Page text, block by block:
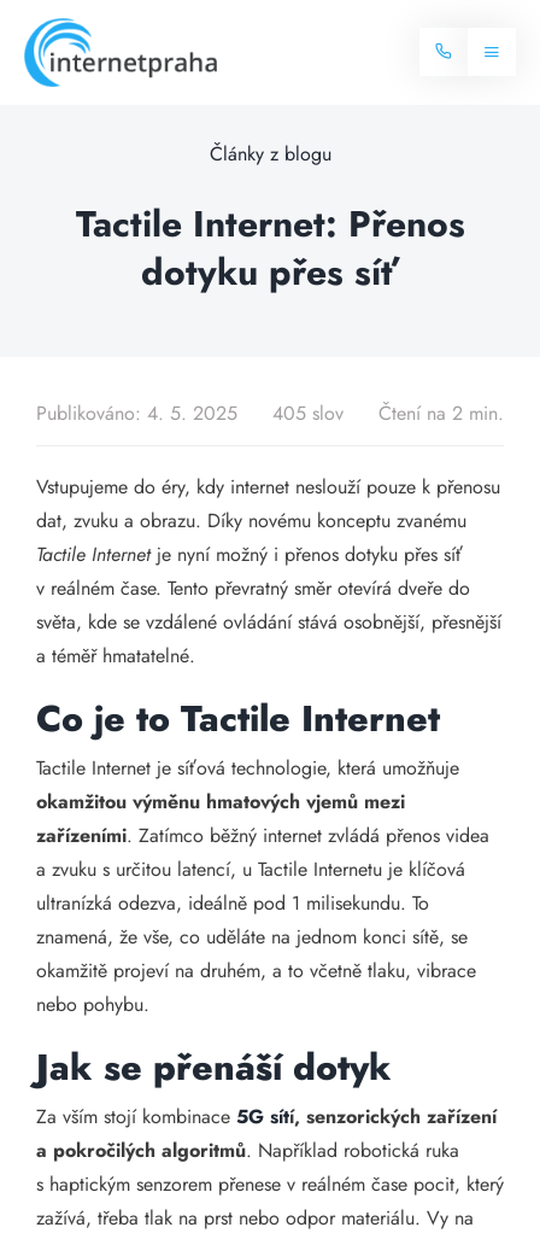
content
Toggle
Balíčky internetu
Televize
Blog
Kontakt
Články z blogu
Tactile Internet: Přenos
dotyku přes síť
Publikováno: 4. 5. 2025 405 slov Čtení na 2 min.
Vstupujeme do éry, kdy internet neslouží pouze k přenosu
dat, zvuku a obrazu. Díky novému konceptu zvanému
Tactile Internetje nyní možný i přenos dotyku přes síť
v reálném čase. Tento převratný směr otevírá dveře do
světa, kde se vzdálené ovládání stává osobnější, přesnější
a téměř hmatatelné.
Co je to Tactile Internet
Tactile Internet je síťová technologie, která umožňuje
okamžitou výměnu hmatových vjemů mezi
zařízeními. Zatímco běžný internet zvládá přenos videa
a zvuku s určitou latencí, u Tactile Internetu je klíčová
ultranízká odezva, ideálně pod 1 milisekundu. To
znamená, že vše, co uděláte na jednom konci sítě, se
okamžitě projeví na druhém, a to včetně tlaku, vibrace
nebo pohybu.
Jak se přenáší dotyk
Za vším stojí kombinace 5G sítí, senzorických zařízení
a pokročilých algoritmů. Například robotická ruka
s haptickým senzorem přenese v reálném čase pocit, který
zažívá, třeba tlak na prst nebo odpor materiálu. Vy na